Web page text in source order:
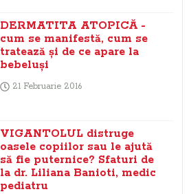
DERMATITA ATOPICĂ -
cum se manifestă, cum se
tratează şi de ce apare la
bebeluşi
21 Februarie 2016
VIGANTOLUL distruge
oasele copiilor sau le ajută
să fie puternice? Sfaturi de
la dr. Liliana Banioti, medic
pediatru